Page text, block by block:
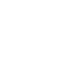
その他、著名な文化